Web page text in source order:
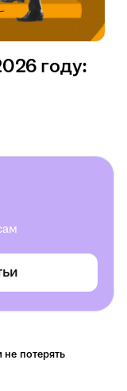
году:
потерять